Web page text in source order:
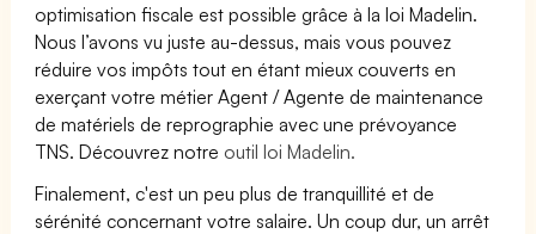
optimisation fiscale est possible grâce à la loi Madelin.
Nous l’avons vu juste au-dessus, mais vous pouvez
réduire vos impôts tout en étant mieux couverts en
exerçant votre métier Agent / Agente de maintenance
de matériels de reprographie avec une prévoyance
TNS. Découvrez notre outil loi Madelin.
Finalement, c'est un peu plus de tranquillité et de
sérénité concernant votre salaire. Un coup dur, un arrêt